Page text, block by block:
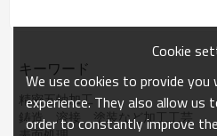
●詳しくはカタログをダウン
せ下さい。
キーワード
精密五軸加工
鋳造、溶接、塗装など加工工芸
Cookie
We use cookies to provide
experience. They also allow us
order to constantly improve